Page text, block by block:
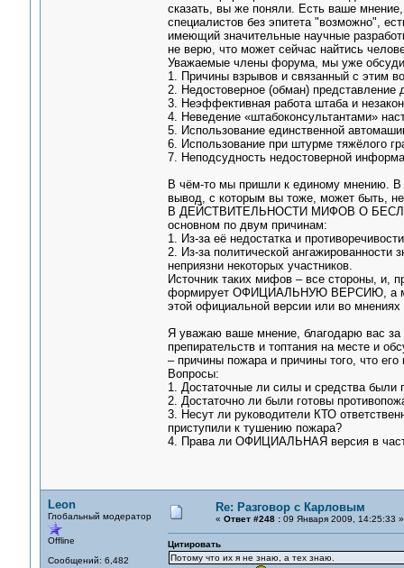
сказать, вы же поняли. Есть ваше
специалистов без эпитета "возможно",
имеющий значительные научные
не верю, что может сейчас найтись
Уважаемые члены форума, мы уже
1. Причины взрывов и связанный с этим
2. Недостоверное (обман)
3. Неэффективная работа штаба и
4. Неведение «штабоконсультантами»
5. Использование единственной
6. Использование при штурме тяжёлого
7. Неподсудность недостоверной
В чём-то мы пришли к единому мнению. В
вывод, с которым вы тоже, может быть, не
В ДЕЙСТВИТЕЛЬНОСТИ МИФОВ О
основном по двум причинам:
1. Из-за её недостатка и
2. Из-за политической ангажированности
неприязни некоторых участников.
Источник таких мифов – все стороны, и,
формирует ОФИЦИАЛЬНУЮ ВЕРСИЮ, а
этой официальной версии или во мнениях
Я уважаю ваше мнение, благодарю вас за
препирательств и топтания на месте и
– причины пожара и причины того, что
Вопросы:
1. Достаточные ли силы и средства
2. Достаточно ли были готовы
3. Несут ли руководители КТО
приступили к тушению пожара?
4. Права ли ОФИЦИАЛЬНАЯ версия в
Leon
Глобальный модератор
Offline
Сообщений: 6,482
Re: Разговор с Карловым
« Ответ #248 :09 Января 2009, 14:25:33 »
Цитировать
Потому что их я не знаю, а тех знаю.